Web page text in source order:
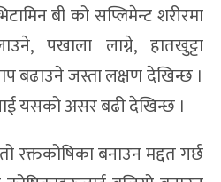
बी को सप्लिमेन्ट शरीरमा
पखाला लाग्ने, हातखुट्टा
बढाउने जस्ता लक्षण देखिन्छ ।
यसको असर बढी देखिन्छ ।
रक्तकोषिका बनाउन मद्दत गर्छ